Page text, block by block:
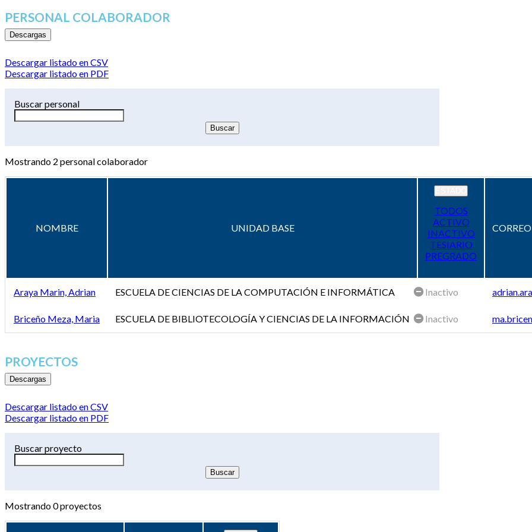
PERSONAL COLABORADOR
Descargas
Descargar listado en CSV
Descargar listado en PDF
Buscar personal
Mostrando 2 personal colaborador
NOMBRE UNIDAD BASE
TODOS
ACTIVO
INACTIVO
TESIARIO
PREGRADO
Araya Marin, Adrian ESCUELA DE CIENCIAS DE LA COMPUTACIÓN E INFORMÁTICA Inactivo
Briceño Meza, Maria ESCUELA DE BIBLIOTECOLOGÍA Y CIENCIAS DE LA INFORMACIÓN Inactivo
PROYECTOS
Descargas
Descargar listado en CSV
Descargar listado en PDF
Buscar proyecto
Mostrando0proyectos